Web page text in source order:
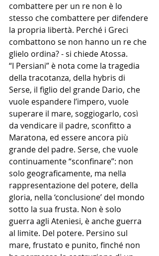
combattere per un re non è lo
stesso che combattere per difendere
la propria libertà. Perché i Greci
combattono se non hanno un re che
glielo ordina? - si chiede Atossa.
“I Persiani” è nota come la tragedia
della tracotanza, della hybris di
Serse, il figlio del grande Dario, che
vuole espandere l’impero, vuole
superare il mare, soggiogarlo, così
da vendicare il padre, sconfitto a
Maratona, ed essere ancora più
grande del padre. Serse, che vuole
continuamente “sconfinare”: non
solo geograficamente, ma nella
rappresentazione del potere, della
gloria, nella ‘conclusione’ del mondo
sotto la sua frusta. Non è solo
guerra agli Ateniesi, è anche guerra
al limite. Del potere. Persino sul
mare, frustato e punito, finché non